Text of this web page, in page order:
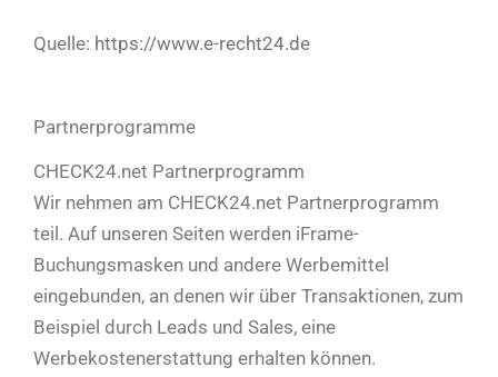
Quelle: https://www.e-recht24.de
Partnerprogramme
CHECK24.net Partnerprogramm
Wir nehmen am CHECK24.net Partnerprogramm
teil. Auf unseren Seiten werden iFrame-
Buchungsmasken und andere Werbemittel
eingebunden, an denen wir über Transaktionen, zum
Beispiel durch Leads und Sales, eine
Werbekostenerstattung erhalten können.